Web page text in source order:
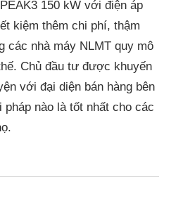
150 kW với điện áp
kiệm thêm chi phí, thậm
các nhà máy NLMT quy mô
Chủ đầu tư được khuyến
với đại diện bán hàng bên
pháp nào là tốt nhất cho các